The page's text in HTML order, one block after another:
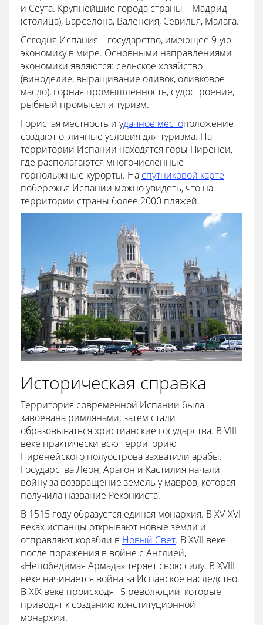
и Сеута. Крупнейшие города страны – Мадрид
(столица), Барселона, Валенсия, Севилья, Малага.
Сегодня Испания – государство, имеющее 9-ую
экономику в мире. Основными направлениями
экономики являются: сельское хозяйство
(виноделие, выращивание оливок, оливковое
масло), горная промышленность, судостроение,
рыбный промысел и туризм.
Гористая местность и удачное местоположение
создают отличные условия для туризма. На
территории Испании находятся горы Пиренеи,
где располагаются многочисленные
горнолыжные курорты. На спутниковой карте
побережья Испании можно увидеть, что на
территории страны более 2000 пляжей.
Историческая справка
Территория современной Испании была
завоевана римлянами; затем стали
образовываться христианские государства. В VIII
веке практически всю территорию
Пиренейского полуострова захватили арабы.
Государства Леон, Арагон и Кастилия начали
войну за возвращение земель у мавров, которая
получила название Реконкиста.
В 1515 году образуется единая монархия. В XV-XVI
веках испанцы открывают новые земли и
отправляют корабли в Новый Свет. В XVII веке
после поражения в войне с Англией,
«Непобедимая Армада» теряет свою силу. В XVIII
веке начинается война за Испанское наследство.
В XIX веке происходят 5 революций, которые
приводят к созданию конституционной
монархии.